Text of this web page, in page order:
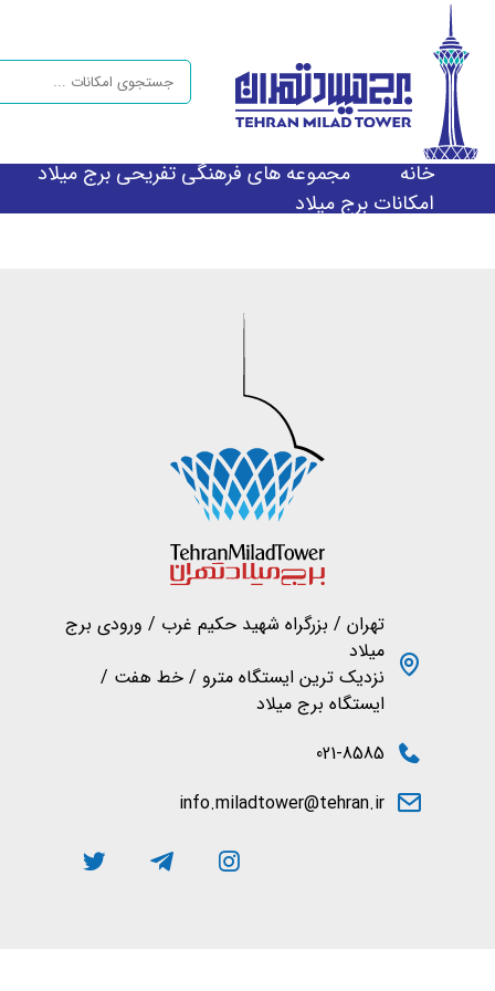
خانه
مجموعه های فرهنگی تفریحی برج میلاد
امکانات برج میلاد
تهران / بزرگراه شهید حکیم غرب / ورودی برج
میلاد
نزدیک ترین ایستگاه مترو / خط هفت /
ایستگاه برج میلاد
021-8585
info.miladtower@tehran.ir